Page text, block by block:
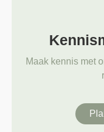
Maak kennis met